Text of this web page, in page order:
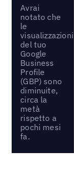
Avrai
notato che
le
visualizzazioni
del tuo
Google
Business
Profile
(GBP) sono
diminuite,
circa la
metà
rispetto a
pochi mesi
fa.